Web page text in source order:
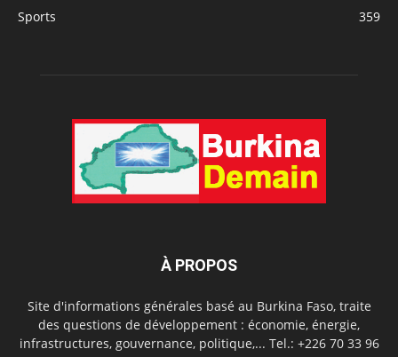
Sports
359
À PROPOS
Site d'informations générales basé au Burkina Faso, traite
des questions de développement : économie, énergie,
infrastructures, gouvernance, politique,... Tel.: +226 70 33 96